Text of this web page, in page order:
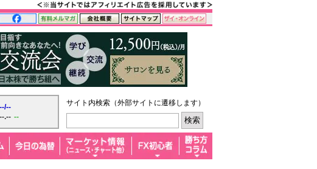
--/--
--.-- --
サイト内検索（外部サイトに遷移します）